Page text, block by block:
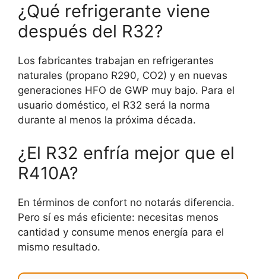
¿Qué refrigerante viene
después del R32?
Los fabricantes trabajan en refrigerantes
naturales (propano R290, CO2) y en nuevas
generaciones HFO de GWP muy bajo. Para el
usuario doméstico, el R32 será la norma
durante al menos la próxima década.
¿El R32 enfría mejor que el
R410A?
En términos de confort no notarás diferencia.
Pero sí es más eficiente: necesitas menos
cantidad y consume menos energía para el
mismo resultado.